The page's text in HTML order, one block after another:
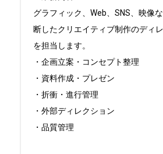
グラフィック、Web、SNS、映像
断したクリエイティブ制作のディ
を担当します。
・企画立案・コンセプト整理
・資料作成・プレゼン
・折衝・進行管理
・外部ディレクション
・品質管理